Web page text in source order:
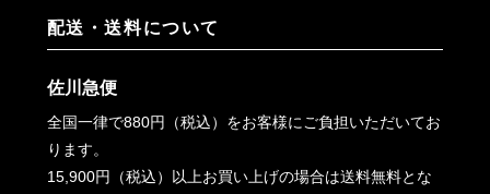
配送・送料について
佐川急便
全国一律で880円（税込）をお客様にご負担いただいてお
ります。
15,900円（税込）以上お買い上げの場合は送料無料とな